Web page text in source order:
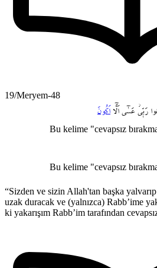
19/Meryem-48
رَبّ۪يۘ عَسٰٓى اَلَّٓا اَكُونَ
Bu kelime "cevapsız
Bu kelime "cevapsız
“Sizden ve sizin Allah'tan başka yalvarıp
uzak duracak ve (yalnızca) Rabb’ime
ki yakarışım Rabb’im tarafından